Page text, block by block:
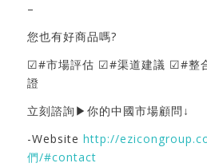
–
您也有好商品嗎?
☑#市場評估 ☑#渠道建議 ☑#整
證
立刻諮詢▶你的中國市場顧問↓
-Website http://
們/#contact